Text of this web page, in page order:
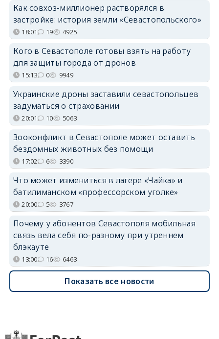
Как совхоз-миллионер растворялся в
застройке: история земли «Севастопольского»
18:01 19 4925
Кого в Севастополе готовы взять на работу
для защиты города от дронов
15:13 0 9949
Украинские дроны заставили севастопольцев
задуматься о страховании
20:01 10 5063
Зооконфликт в Севастополе может оставить
бездомных животных без помощи
17:02 6 3390
Что может измениться в лагере «Чайка» и
батилиманском «профессорском уголке»
20:00 5 3767
Почему у абонентов Севастополя мобильная
связь вела себя по-разному при утреннем
блэкауте
13:00 16 6463
Показать все новости